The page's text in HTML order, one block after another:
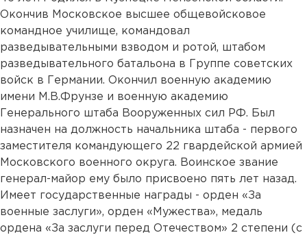
Окончив Московское высшее общевойсковое
командное училище, командовал
разведывательными взводом и ротой, штабом
разведывательного батальона в Группе советских
войск в Германии. Окончил военную академию
имени М.В.Фрунзе и военную академию
Генерального штаба Вооруженных сил РФ. Был
назначен на должность начальника штаба - первого
заместителя командующего 22 гвардейской армией
Московского военного округа. Воинское звание
генерал-майор ему было присвоено пять лет назад.
Имеет государственные награды - орден «За
военные заслуги», орден «Мужества», медаль
ордена «За заслуги перед Отечеством» 2 степени (с